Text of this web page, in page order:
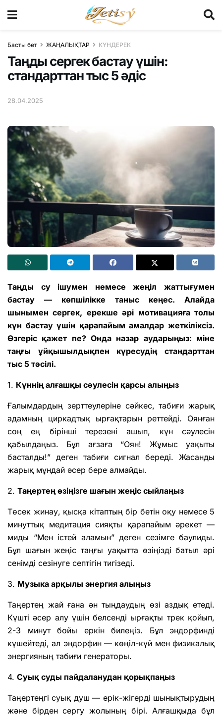
Басты бет ЖАҢАЛЫҚТАР КҮНДЕРЕК
Таңды сергек бастау үшін:
стандарттан тыс 5 әдіс
28.04.2025
Таңды су ішумен немесе жеңіл жаттығумен
бастау — көпшілікке таныс кеңес. Алайда
шынымен сергек, ерекше әрі мотивацияға толы
күн бастау үшін қарапайым амалдар жеткіліксіз.
Өзгеріс қажет пе? Онда назар аударыңыз: міне
таңғы ұйқышылдықпен күресудің стандарттан
тыс 5 тәсілі.
1. Күннің алғашқы сәулесін қарсы алыңыз
Ғалымдардың зерттеулеріне сәйкес, табиғи жарық
адамның циркадтық ырғақтарын реттейді. Оянған
соң ең бірінші терезені ашып, күн сәулесін
қабылдаңыз. Бұл ағзаға “Оян! Жұмыс уақыты
басталды!” деген табиғи сигнал береді. Жасанды
жарық мұндай әсер бере алмайды.
2. Таңертең өзіңізге шағын жеңіс сыйлаңыз
Төсек жинау, қысқа кітаптың бір бетін оқу немесе 5
минуттық медитация сияқты қарапайым әрекет —
миды “Мен істей аламын” деген сезімге баулиды.
Бұл шағын жеңіс таңғы уақытта өзіңізді батыл әрі
сенімді сезінуге септігін тигізеді.
3. Музыка арқылы энергия алыңыз
Таңертең жай ғана ән тыңдаудың өзі аздық етеді.
Күшті әсер алу үшін белсенді ырғақты трек қойып,
2-3 минут бойы еркін билеңіз. Бұл эндорфинді
күшейтеді, ал эндорфин — көңіл-күй мен физикалық
энергияның табиғи генераторы.
4. Суық суды пайдаланудан қорықпаңыз
Таңертеңгі суық душ — ерік-жігерді шынықтырудың
және бірден сергу жолының бірі. Алғашқыда бұл